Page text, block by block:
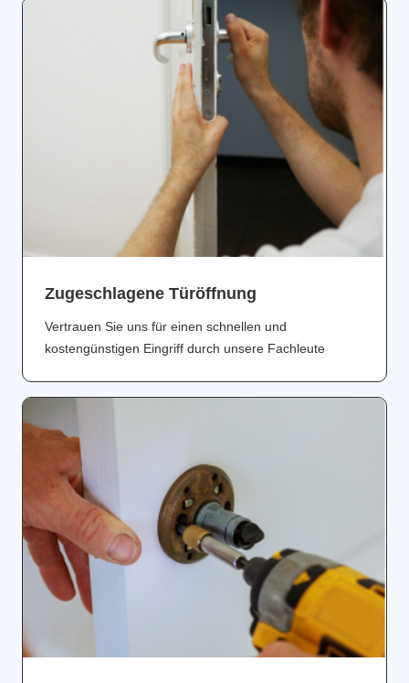
Zugeschlagene Türöffnung
Vertrauen Sie uns für einen schnellen und
kostengünstigen Eingriff durch unsere Fachleute